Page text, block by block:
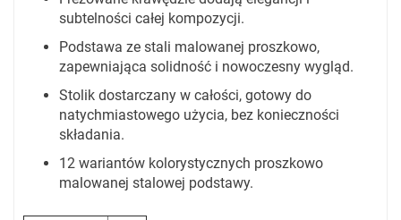
subtelności całej kompozycji.
Podstawa ze stali malowanej proszkowo,
zapewniająca solidność i nowoczesny wygląd.
Stolik dostarczany w całości, gotowy do
natychmiastowego użycia, bez konieczności
składania.
12 wariantów kolorystycznych proszkowo
malowanej stalowej podstawy.